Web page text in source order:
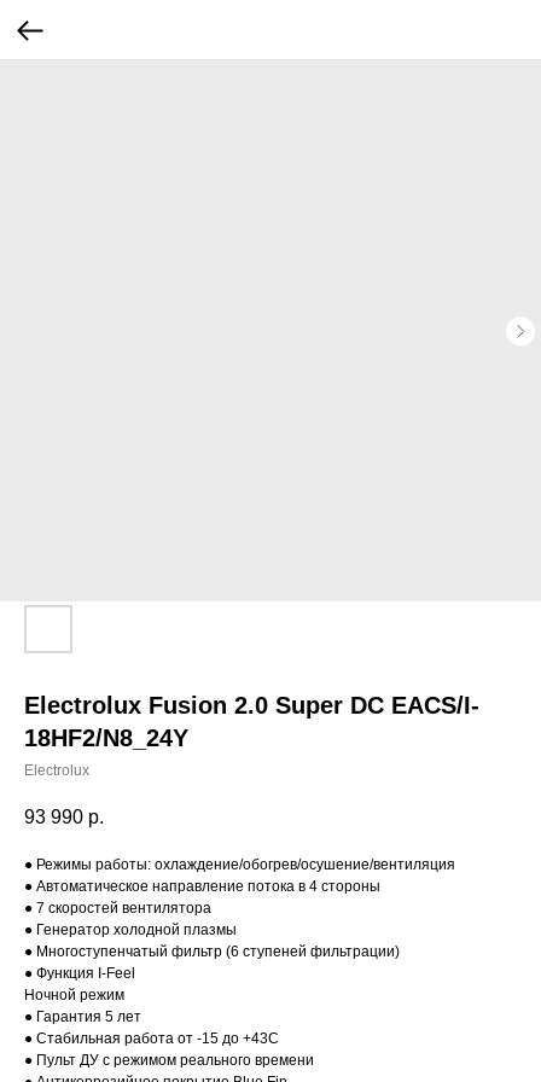
Electrolux Fusion 2.0 Super DC EACS/I-
18HF2/N8_24Y
Electrolux
93 990 р.
● Режимы работы: охлаждение/обогрев/осушение/вентиляция
● Автоматическое направление потока в 4 стороны
● 7 скоростей вентилятора
● Генератор холодной плазмы
● Многоступенчатый фильтр (6 ступеней фильтрации)
● Функция I-Feel
Ночной режим
● Гарантия 5 лет
● Стабильная работа от -15 до +43C
● Пульт ДУ с режимом реального времени